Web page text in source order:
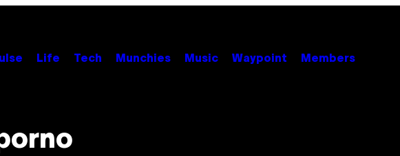
Life Tech Munchies Music Waypoint Members